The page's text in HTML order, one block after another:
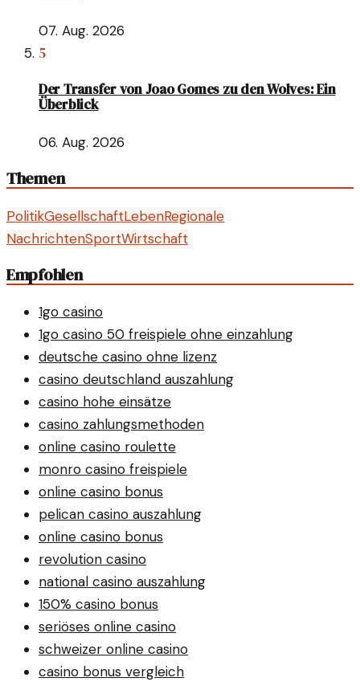
07. Aug. 2026
5
Der Transfer von Joao Gomes zu den Wolves: Ein
Überblick
06. Aug. 2026
Themen
PolitikGesellschaftLebenRegionale
NachrichtenSportWirtschaft
Empfohlen
1go casino
1go casino 50 freispiele ohne einzahlung
deutsche casino ohne lizenz
casino deutschland auszahlung
casino hohe einsätze
casino zahlungsmethoden
online casino roulette
monro casino freispiele
online casino bonus
pelican casino auszahlung
online casino bonus
revolution casino
national casino auszahlung
150% casino bonus
seriöses online casino
schweizer online casino
casino bonus vergleich